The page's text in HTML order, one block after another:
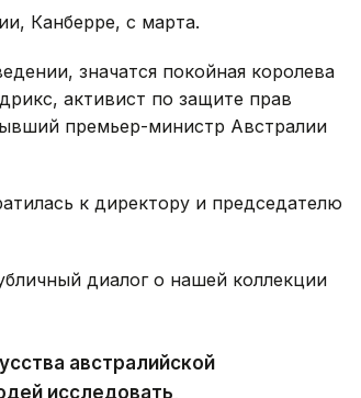
Канберре, с марта.
значатся покойная королева
активист по защите прав
премьер-министр Австралии
к директору и председателю
диалог о нашей коллекции
австралийской
исследовать,